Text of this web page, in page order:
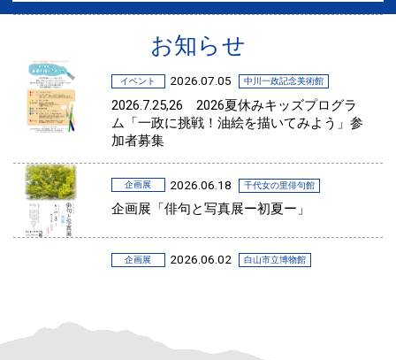
お知らせ
イベント 2026.07.05 中川一政記念美術館
2026.7.25,26 2026夏休みキッズプログラ
ム「一政に挑戦！油絵を描いてみよう」参
加者募集
企画展 2026.06.18 千代女の里俳句館
企画展「俳句と写真展ー初夏ー」
企画展 2026.06.02 白山市立博物館
2026.05.31